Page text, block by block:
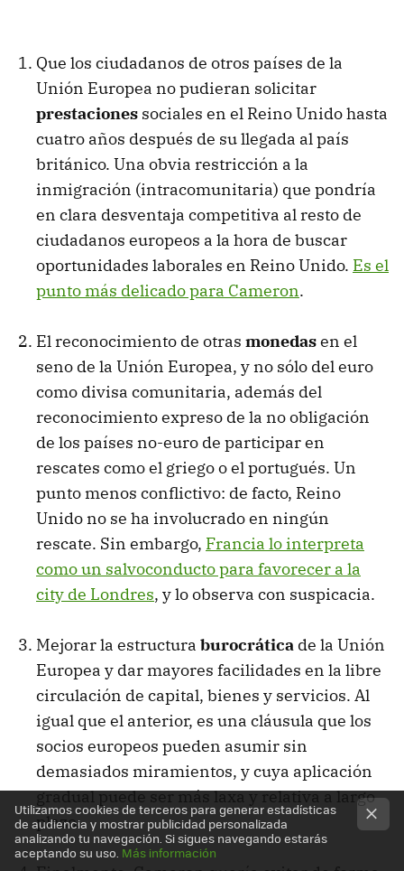
Que los ciudadanos de otros países de la
Unión Europea no pudieran solicitar
prestaciones sociales en el Reino Unido hasta
cuatro años después de su llegada al país
británico. Una obvia restricción a la
inmigración (intracomunitaria) que pondría
en clara desventaja competitiva al resto de
ciudadanos europeos a la hora de buscar
oportunidades laborales en Reino Unido. Es el
punto más delicado para Cameron.
El reconocimiento de otras monedasen el
seno de la Unión Europea, y no sólo del euro
como divisa comunitaria, además del
reconocimiento expreso de la no obligación
de los países no-euro de participar en
rescates como el griego o el portugués. Un
punto menos conflictivo: de facto, Reino
Unido no se ha involucrado en ningún
rescate. Sin embargo, Francia lo interpreta
como un salvoconducto para favorecer a la
city de Londres, y lo observa con suspicacia.
Mejorar la estructura burocrática de la Unión
Europea y dar mayores facilidades en la libre
circulación de capital, bienes y servicios. Al
igual que el anterior, es una cláusula que los
socios europeos pueden asumir sin
demasiados miramientos, y cuya aplicación
gradual puede ser más laxa y relativa a largo
plazo.
Utilizamos cookies de terceros para generar estadísticas
de audiencia y mostrar publicidad personalizada
analizando tu navegación. Si sigues navegando estarás
aceptando su uso. Más información